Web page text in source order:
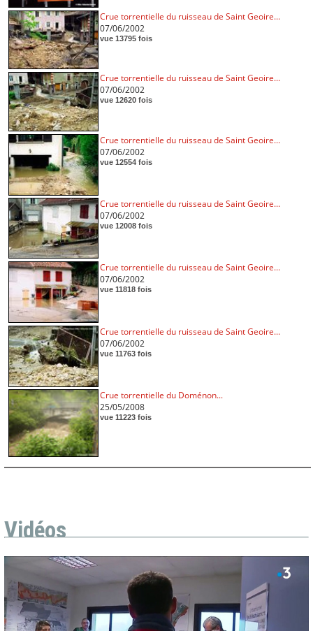
Crue torrentielle du ruisseau de Saint Geoire...
07/06/2002
vue 13795 fois
Crue torrentielle du ruisseau de Saint Geoire...
07/06/2002
vue 12620 fois
Crue torrentielle du ruisseau de Saint Geoire...
07/06/2002
vue 12554 fois
Crue torrentielle du ruisseau de Saint Geoire...
07/06/2002
vue 12008 fois
Crue torrentielle du ruisseau de Saint Geoire...
07/06/2002
vue 11818 fois
Crue torrentielle du ruisseau de Saint Geoire...
07/06/2002
vue 11763 fois
Crue torrentielle du Doménon...
25/05/2008
vue 11223 fois
Vidéos